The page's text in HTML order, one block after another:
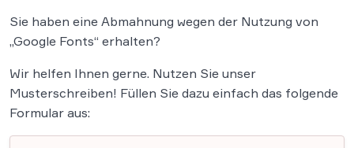
Sie haben eine Abmahnung wegen der Nutzung von
„Google Fonts“ erhalten?
Wir helfen Ihnen gerne. Nutzen Sie unser
Musterschreiben! Füllen Sie dazu einfach das folgende
Formular aus: